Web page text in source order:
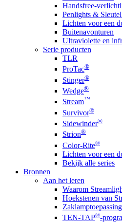
Handsfree-
Penlights &
Lichten voor een
Buitenavonturen
Ultraviolette en
Serie producten
TLR
ProTac®
Stinger®
Wedge®
Stream™
Survivor®
Sidewinder®
Strion®
Color-Rite®
Lichten voor een
Bekijk alle series
Bronnen
Aan het leren
Waarom
Hoekstenen van
TEN-TAP®-